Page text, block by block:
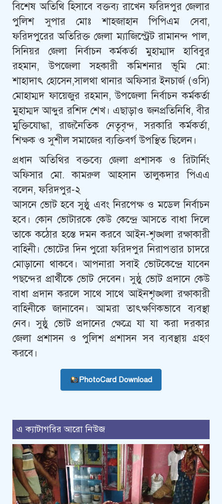
বিশেষ অতিথি হিসাবে বক্তব্য রাখেন ফরিদপুর জেলার
পুলিশ সুপার মোঃ শাহজাহান পিপিএম সেবা,
ফরিদপুরের অতিরিক্ত জেলা ম্যাজিস্ট্রেট রামানন্দ পাল,
সিনিয়র জেলা নির্বাচন কর্মকর্তা মুহাম্মাদ হাবিবুর
রহমান, উপজেলা সহকারী কমিশনার ভূমি মো:
শাহাদাৎ হোসেন,সালথা থানার অফিসার ইনচার্জ (ওসি)
মোহাম্মদ ফায়েজুর রহমান, উপজেলা নির্বাচন কর্মকর্তা
মুহাম্মদ আব্দুর রশিদ শেখ। এছাড়াও জনপ্রতিনিধি, বীর
মুক্তিযোদ্ধা, রাজনৈতিক নেতৃবৃন্দ, সরকারি কর্মকর্তা,
শিক্ষক ও সুশীল সমাজের ব্যক্তিবর্গ উপস্থিত ছিলেন।
প্রধান অতিথির বক্তব্যে জেলা প্রশাসক ও রিটার্নিং
অফিসার মো. কামরুল আহসান তালুকদার পিএএ
বলেন, ফরিদপুর-২
আসনে ভোট হবে সুষ্ঠু এবং নিরপেক্ষ ও মডেল নির্বাচন
হবে। কোন ভোটারকে কেউ কেন্দ্রে আসতে বাধা দিলে
তাকে কঠোর হস্তে দমন করবে আইন-শৃঙ্খলা রক্ষাকারী
বাহিনী। ভোটের দিন পুরো ফরিদপুর নিরাপত্তার চাদরে
মোড়ানো থাকবে। আপনারা সবাই ভোটকেন্দ্রে যাবেন
পছন্দের প্রার্থীকে ভোট দেবেন। সুষ্ঠু ভোট প্রদানে কেউ
বাধা প্রদান করলে সাথে সাথে আইনশৃঙ্খলা রক্ষাকারী
বাহিনীকে জানাবেন। আমরা তাৎক্ষণিকভাবে ব্যবস্থা
নেব। সুষ্ঠু ভোট প্রদানের ক্ষেত্রে যা যা করা দরকার
জেলা প্রশাসন ও পুলিশ প্রশাসন সব ব্যবস্থায় গ্রহণ
করবে।
PhotoCard Download
এ ক্যাটাগরির আরো নিউজ